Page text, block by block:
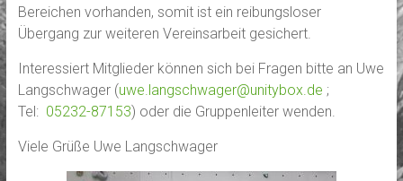
Bereichen vorhanden, somit ist ein reibungsloser
Übergang zur weiteren Vereinsarbeit gesichert.
Interessiert Mitglieder können sich bei Fragen bitte an Uwe
Langschwager (uwe.langschwager@unitybox.de ;
Tel: 05232-87153) oder die Gruppenleiter wenden.
Viele Grüße Uwe Langschwager